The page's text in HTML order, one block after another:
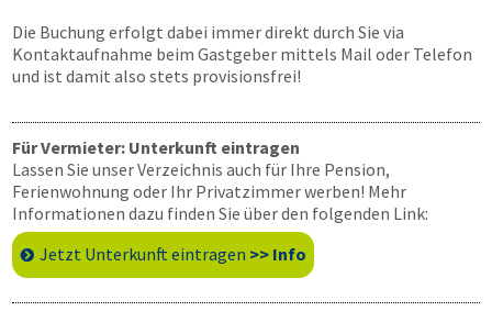
Die Buchung erfolgt dabei immer direkt durch Sie via
Kontaktaufnahme beim Gastgeber mittels Mail oder Telefon
und ist damit also stets provisionsfrei!
Für Vermieter: Unterkunft eintragen
Lassen Sie unser Verzeichnis auch für Ihre Pension,
Ferienwohnung oder Ihr Privatzimmer werben! Mehr
Informationen dazu finden Sie über den folgenden Link:
Jetzt Unterkunft eintragen >> Info